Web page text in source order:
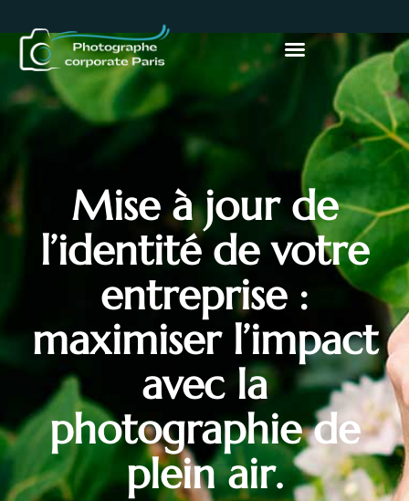
Mise à jour de
l’identité de votre
entreprise :
maximiser l’impact
avec la
photographie de
plein air.